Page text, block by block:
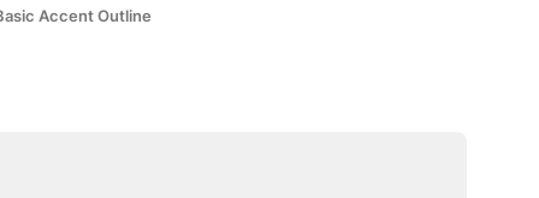
Accent Outline